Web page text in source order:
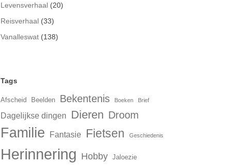
Levensverhaal(20)
Reisverhaal(33)
Vanalleswat(138)
Tags
Afscheid Beelden Bekentenis Boeken Brief
Dagelijkse dingen Dieren Droom
Familie Fantasie Fietsen Geschiedenis
Herinnering Hobby Jaloezie